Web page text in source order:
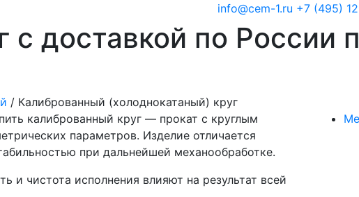
info@cem-1.ru +7 (495)
с доставкой по России
/ Калиброванный (холоднокатаный) круг
калиброванный круг — прокат с круглым
параметров. Изделие отличается
при дальнейшей механообработке.
и чистота исполнения влияют на результат всей